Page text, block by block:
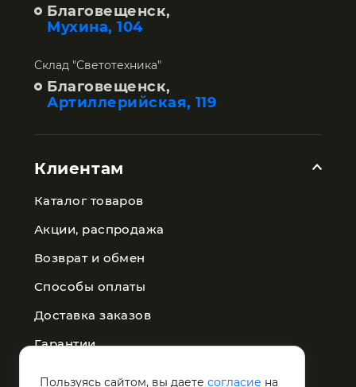
Благовещенск,
Мухина, 104
Склад "Светотехника"
Благовещенск,
Артиллерийская, 119
Клиентам
Каталог товаров
Акции, распродажа
Возврат и обмен
Способы оплаты
Доставка заказов
Гарантии
Пользуясь сайтом, вы даете согласие на